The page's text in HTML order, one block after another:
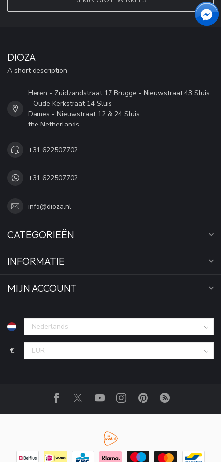
DIOZA
A short description
Heren - Zuidzandstraat 17 Brugge - Nieuwstraat 43 Sluis
- Oude Kerkstraat 14 Sluis
Dames - Nieuwstraat 12 & 24 Sluis
the Netherlands
+31 622507702
+31 622507702
info@dioza.nl
CATEGORIEËN
INFORMATIE
MIJN ACCOUNT
€